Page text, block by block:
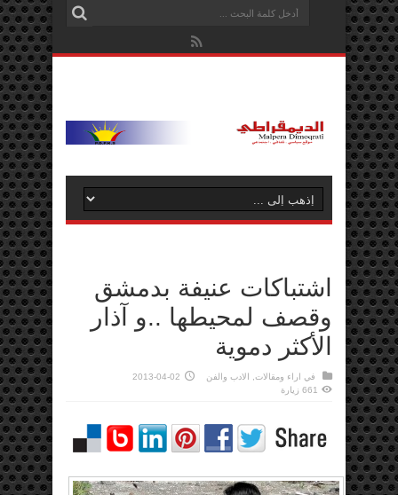
اشتباكات عنيفة بدمشق
وقصف لمحيطها ..و آذار
الأكثر دموية
في اراء ومقالات الادب والفن
2013-04-02
661 زيارة